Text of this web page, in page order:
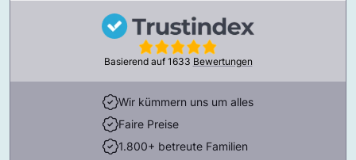
Basierend auf 1633 Bewertungen
Wir kümmern uns um alles
Faire Preise
1.800+ betreute Familien